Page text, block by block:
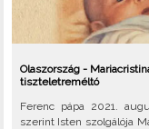
Olaszország -
tiszteletreméltó
Ferenc pápa 2021.
szerint Isten szolgálója